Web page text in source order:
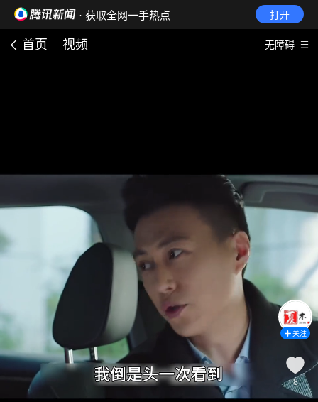
· 获取全网一手热点 打开
首页 视频 无障碍
关注
8